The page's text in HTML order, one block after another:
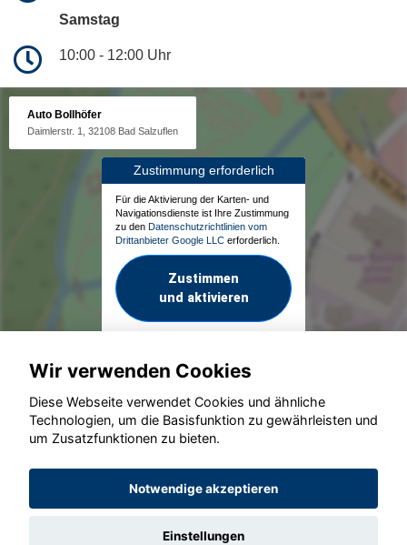
Samstag
10:00 - 12:00 Uhr
Auto Bollhöfer
Daimlerstr. 1, 32108 Bad Salzuflen
Zustimmung erforderlich
Für die Aktivierung der Karten- und
Navigationsdienste ist Ihre Zustimmung
zu den Datenschutzrichtlinien vom
Drittanbieter Google LLC erforderlich.
Zustimmen
und aktivieren
© konjunkturmotor.de GmbH 2020 - 2026
Wir verwenden Cookies
Diese Webseite verwendet Cookies und ähnliche
Technologien, um die Basisfunktion zu gewährleisten und
um Zusatzfunktionen zu bieten.
Notwendige akzeptieren
Einstellungen